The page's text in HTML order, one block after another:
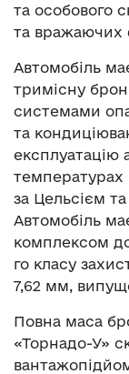
та особового
та вражаючих
Автомобіль
тримісну
системами
та
експлуатацію
температурах
за Цельсієм
Автомобіль
комплексом
го класу
7,62 мм,
Повна маса
«Торнадо-У»